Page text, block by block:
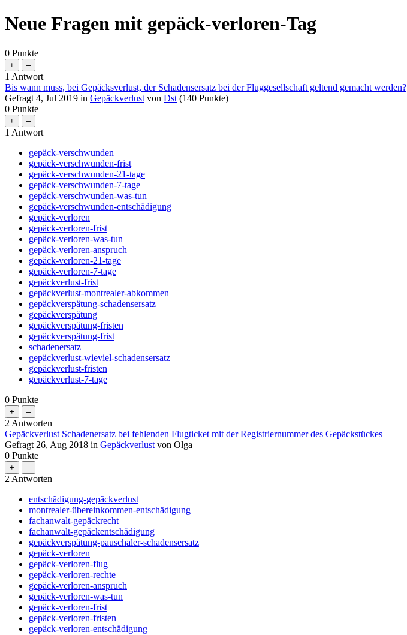
Neue Fragen mit gepäck-verloren-Tag
0 Punkte
1 Antwort
Bis wann muss, bei Gepäcksverlust, der Schadensersatz bei der Fluggesellschaft geltend gemacht werden?
Gefragt 4, Jul 2019 in Gepäckverlust von Dst (140 Punkte)
0 Punkte
1 Antwort
gepäck-verschwunden
gepäck-verschwunden-frist
gepäck-verschwunden-21-tage
gepäck-verschwunden-7-tage
gepäck-verschwunden-was-tun
gepäck-verschwunden-entschädigung
gepäck-verloren
gepäck-verloren-frist
gepäck-verloren-was-tun
gepäck-verloren-anspruch
gepäck-verloren-21-tage
gepäck-verloren-7-tage
gepäckverlust-frist
gepäckverlust-montrealer-abkommen
gepäckverspätung-schadensersatz
gepäckverspätung
gepäckverspätung-fristen
gepäckverspätung-frist
schadenersatz
gepäckverlust-wieviel-schadensersatz
gepäckverlust-fristen
gepäckverlust-7-tage
0 Punkte
2 Antworten
Gepäckverlust Schadenersatz bei fehlenden Flugticket mit der Registriernummer des Gepäckstückes
Gefragt 26, Aug 2018 in Gepäckverlust von Olga
0 Punkte
2 Antworten
entschädigung-gepäckverlust
montrealer-übereinkommen-entschädigung
fachanwalt-gepäckrecht
fachanwalt-gepäckentschädigung
gepäckverspätung-pauschaler-schadensersatz
gepäck-verloren
gepäck-verloren-flug
gepäck-verloren-rechte
gepäck-verloren-anspruch
gepäck-verloren-was-tun
gepäck-verloren-frist
gepäck-verloren-fristen
gepäck-verloren-entschädigung